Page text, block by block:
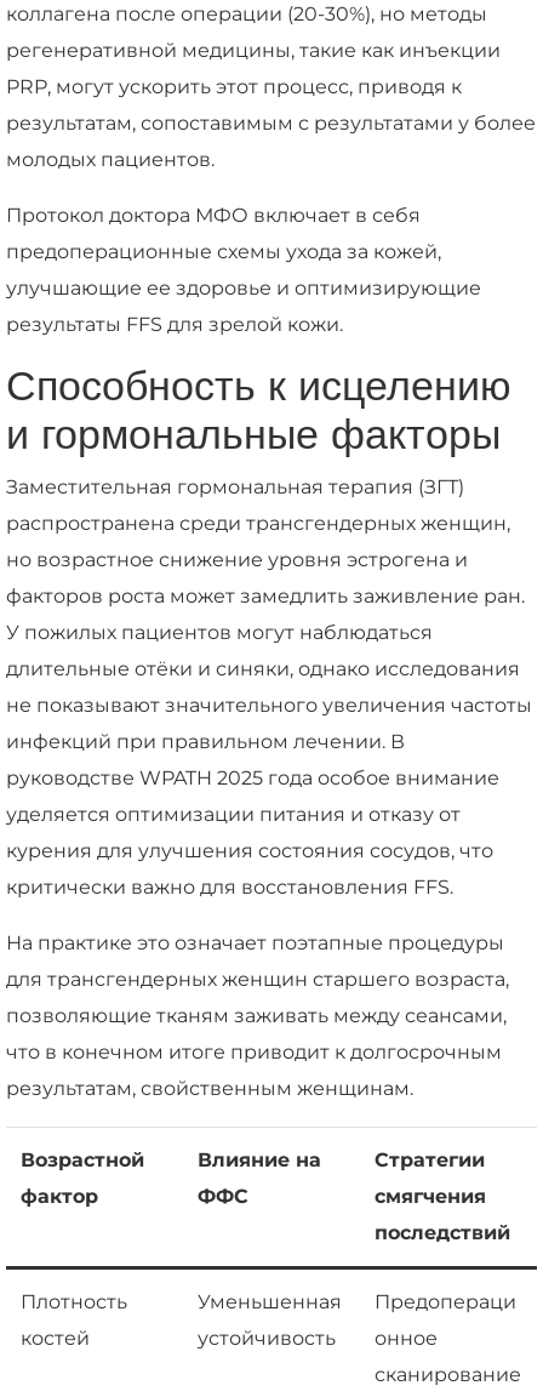
коллагена после операции (20-30%), но методы
регенеративной медицины, такие как инъекции
PRP, могут ускорить этот процесс, приводя к
результатам, сопоставимым с результатами у более
молодых пациентов.
Протокол доктора МФО включает в себя
предоперационные схемы ухода за кожей,
улучшающие ее здоровье и оптимизирующие
результаты FFS для зрелой кожи.
Способность к исцелению
и гормональные факторы
Заместительная гормональная терапия (ЗГТ)
распространена среди трансгендерных женщин,
но возрастное снижение уровня эстрогена и
факторов роста может замедлить заживление ран.
У пожилых пациентов могут наблюдаться
длительные отёки и синяки, однако исследования
не показывают значительного увеличения частоты
инфекций при правильном лечении. В
руководстве WPATH 2025 года особое внимание
уделяется оптимизации питания и отказу от
курения для улучшения состояния сосудов, что
критически важно для восстановления FFS.
На практике это означает поэтапные процедуры
для трансгендерных женщин старшего возраста,
позволяющие тканям заживать между сеансами,
что в конечном итоге приводит к долгосрочным
результатам, свойственным женщинам.
Возрастной
фактор
Влияние на
ФФС
Стратегии
смягчения
последствий
Плотность
костей
Уменьшенная
устойчивость
Предопераци
онное
сканирование